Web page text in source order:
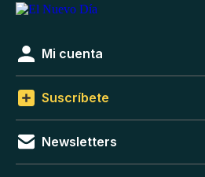
Mi cuenta
Suscríbete
Newsletters